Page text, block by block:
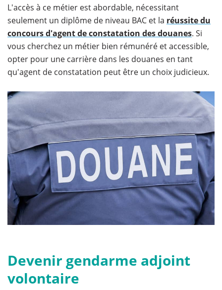
L'accès à ce métier est abordable, nécessitant
seulement un diplôme de niveau BAC et la réussite du
concours d'agent de constatation des douanes. Si
vous cherchez un métier bien rémunéré et accessible,
opter pour une carrière dans les douanes en tant
qu'agent de constatation peut être un choix judicieux.
Devenir gendarme adjoint
volontaire